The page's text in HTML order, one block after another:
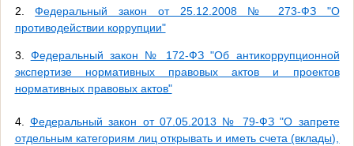
2.Федеральный закон от 25.12.2008 № 273-ФЗ "О
противодействии коррупции"
3. Федеральный закон № 172-ФЗ "Об антикоррупционной
экспертизе нормативных правовых актов и проектов
нормативных правовых актов"
4. Федеральный закон от 07.05.2013 № 79-ФЗ "О запрете
отдельным категориям лиц открывать и иметь счета (вклады),